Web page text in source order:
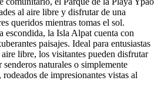
al aire libre y disfrutar de una
queridos mientras tomas el sol.
escondida, la Isla Alpat cuenta con
paisajes. Ideal para entusiastas
libre, los visitantes pueden disfrutar
naturales o simplemente
de impresionantes vistas al